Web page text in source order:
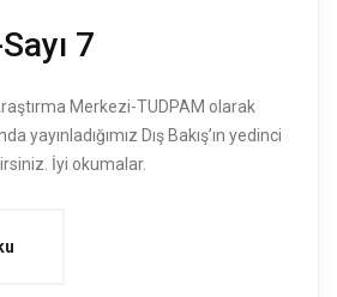
7
Merkezi-TUDPAM olarak
yayınladığımız Dış Bakış’ın yedinci
İyi okumalar.